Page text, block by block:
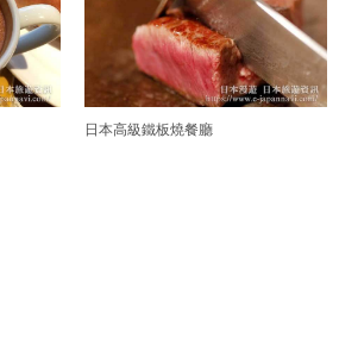
日本高級鐵板燒餐廳